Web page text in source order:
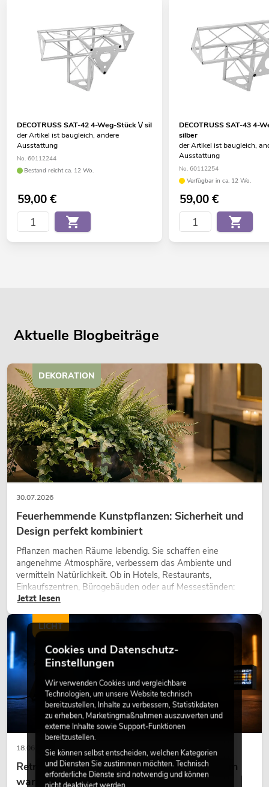
DECOTRUSS SAT-42 4-Weg-Stück \/ sil
der Artikel ist baugleich, andere
Ausstattung
No. 60112244
Bestand reicht ca. 12 Wo.
59,00€
DECOTRUSS SAT-43 4-
silber
der Artikel ist baugleich,
Ausstattung
No. 60112254
Verfügbar in ca. 12 Wo.
59,00€
Aktuelle Blogbeiträge
30.07.2026
Feuerhemmende Kunstpflanzen: Sicherheit und
Design perfekt kombiniert
Pflanzen machen Räume lebendig. Sie schaffen eine
angenehme Atmosphäre, verbessern das Ambiente und
vermitteln Natürlichkeit. Ob in Hotels, Restaurants,
Einkaufszentren, Bürogebäuden oder auf Messeständen:
eine hochwertige Begrünung gehört heute längst zum
modernen Raumkonzept.
Jetzt lesen
DEKORATION
18.06.2026
Retro-Licht im modernen Lichtdesign: Warum
warmes Licht wieder wirkt
LICHT
Cookies und Datenschutz-
Einstellungen
Wir verwenden Cookies und vergleichbare
Technologien, um unsere Website technisch
bereitzustellen, Inhalte zu verbessern, Statistikdaten
zu erheben, Marketingmaßnahmen auszuwerten und
externe Inhalte sowie Support-Funktionen
bereitzustellen.
Sie können selbst entscheiden, welchen Kategorien
und Diensten Sie zustimmen möchten. Technisch
erforderliche Dienste sind notwendig und können
nicht deaktiviert werden.